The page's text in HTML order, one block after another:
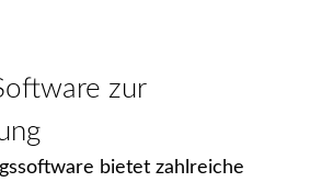
zur
bietet zahlreiche